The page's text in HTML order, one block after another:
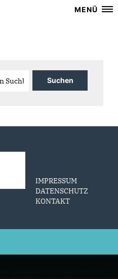
MENÜ
IMPRESSUM
DATENSCHUTZ
KONTAKT